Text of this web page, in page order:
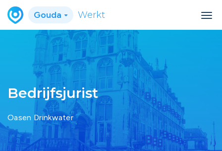
Gouda Werkt
Bedrijfsjurist
Oasen Drinkwater